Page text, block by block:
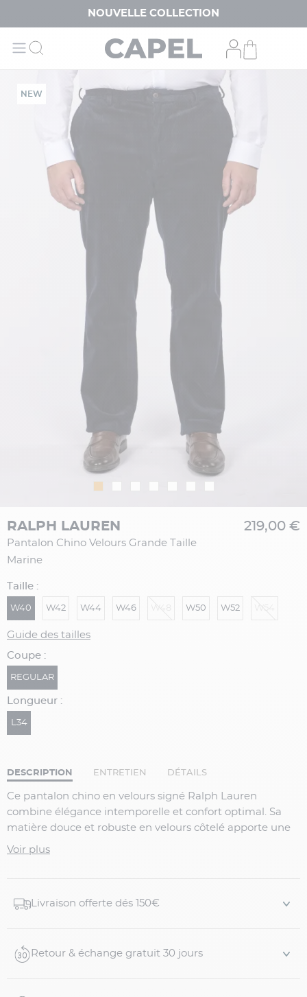
NOUVELLE COLLECTION
NEW
RALPH LAUREN
Pantalon Chino Velours Grande Taille
Marine
219,00 €
Taille :
W40 W42 W44 W46 W50 W52
Guide des tailles
Coupe :
REGULAR
Longueur :
L34
DESCRIPTION ENTRETIEN DÉTAILS
Ce pantalon chino en velours signé Ralph Lauren
combine élégance intemporelle et confort optimal. Sa
matière douce et robuste en velours côtelé apporte une
touche chic tout en restant agréable à porter au
Voir plus
Livraison offerte dés 150€
Retour & échange gratuit 30 jours